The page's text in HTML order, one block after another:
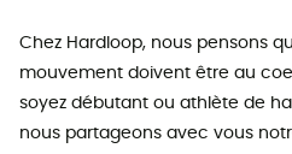
Chez Hardloop, nous pensons
mouvement doivent être au
soyez débutant ou athlète de
nous partageons avec vous